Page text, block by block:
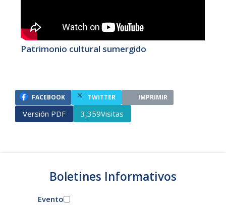
Patrimonio cultural sumergido
FACEBOOK TWITTER IMPRIMIR
Versión PDF 3,359Visitas
Boletines Informativos
Evento